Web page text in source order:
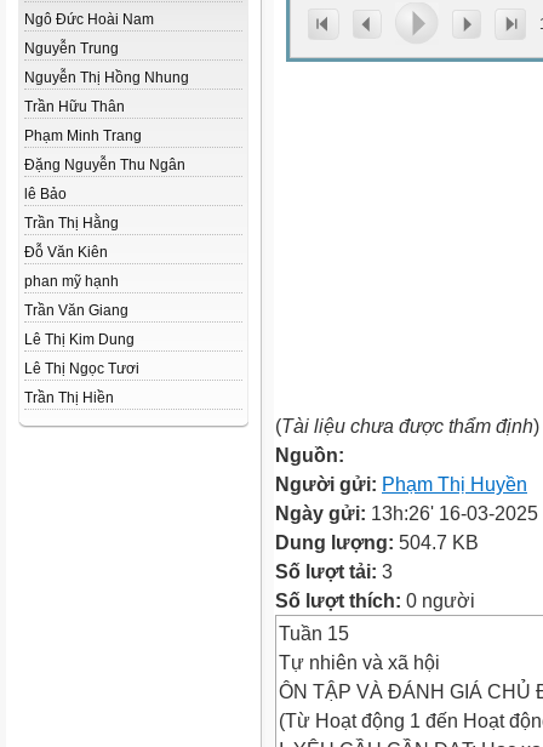
Ngô Đức Hoài Nam
Nguyễn Trung
Nguyễn Thị Hồng Nhung
Trần Hữu Thân
Phạm Minh Trang
Đặng Nguyễn Thu Ngân
lê Bảo
Trần Thị Hằng
Đỗ Văn Kiên
phan mỹ hạnh
Trần Văn Giang
Lê Thị Kim Dung
Lê Thị Ngọc Tươi
Trần Thị Hiền
(Tài liệu chưa được thẩm định)
Nguồn:
Người gửi: Phạm Thị Huyền
Ngày gửi: 13h:26' 16-03-2025
Dung lượng: 504.7 KB
Số lượt tải: 3
Số lượt thích: 0 người
Tuần 15
Tự nhiên và xã hội
ÔN TẬP VÀ ĐÁNH GIÁ CHỦ
(Từ Hoạt động 1 đến Hoạt